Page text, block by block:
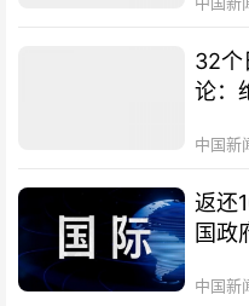
32个
论：
中国新
返还
国政
中国新